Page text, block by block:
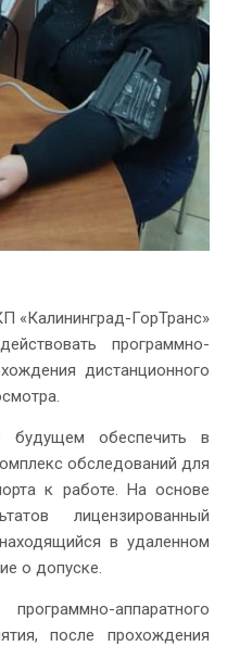
«Калининград-ГорТранс»
программно-
дистанционного
будущем обеспечить в
обследований для
к работе. На основе
лицензированный
в удаленном
о допуске.
аппаратного
после прохождения